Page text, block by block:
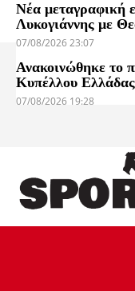
Νέα μεταγραφική
Λυκογιάννης με
07/08/2026 23:07
Ανακοινώθηκε το
Κυπέλλου Ελλάδας
07/08/2026 19:28